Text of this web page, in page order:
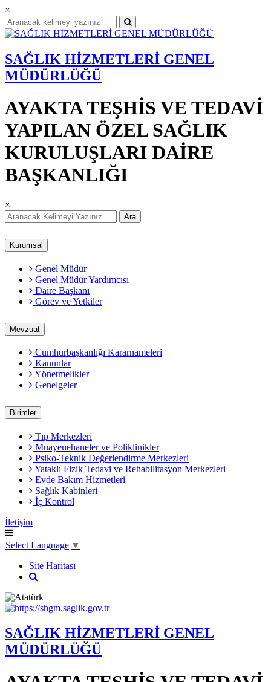
×
SAĞLIK HİZMETLERİ GENEL
MÜDÜRLÜĞÜ
AYAKTA TEŞHİS VE TEDAVİ
YAPILAN ÖZEL SAĞLIK
KURULUŞLARI DAİRE
BAŞKANLIĞI
×
Ara
Kurumsal
Genel Müdür
Genel Müdür Yardımcısı
Daire Başkanı
Görev ve Yetkiler
Mevzuat
Cumhurbaşkanlığı Kararnameleri
Kanunlar
Yönetmelikler
Genelgeler
Birimler
Tıp Merkezleri
Muayenehaneler ve Poliklinikler
Psiko-Teknik Değerlendirme Merkezleri
Yataklı Fizik Tedavi ve Rehabilitasyon Merkezleri
Evde Bakım Hizmetleri
Sağlık Kabinleri
İç Kontrol
İletişim
Select Language ▼
Site Haritası
SAĞLIK HİZMETLERİ GENEL
MÜDÜRLÜĞÜ